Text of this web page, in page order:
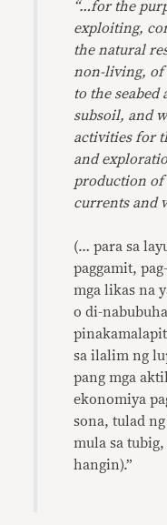
“…for the
exploiting,
the natural
non-living, of
to the seabed
subsoil, and
activities for
and
production of
currents and
(… para sa
paggamit,
mga likas na
o di-
pinakamalapit
sa ilalim ng
pang mga
ekonomiya
sona, tulad
mula sa
hangin).”